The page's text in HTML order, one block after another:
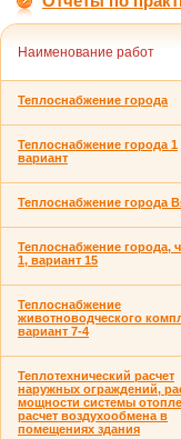
Наименование работ
Теплоснабжение города
Теплоснабжение города 1
вариант
Теплоснабжение города
Теплоснабжение города,
1, вариант 15
Теплоснабжение
животноводческого
вариант 7-4
Теплотехнический расчет
наружных ограждений,
мощности системы
расчет воздухообмена в
помещениях здания